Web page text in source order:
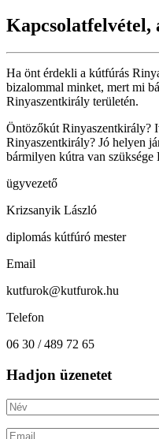
Kapcsolatfelvétel,
Ha önt érdekli a kútfúrás
bizalommal minket, mert mi
Rinyaszentkirály területén.
Öntözőkút Rinyaszentkirály?
Rinyaszentkirály? Jó helyen
bármilyen kútra van
ügyvezető
Krizsanyik László
diplomás kútfúró mester
Email
kutfurok@kutfurok.hu
Telefon
06 30 / 489 72 65
Hadjon üzenetet